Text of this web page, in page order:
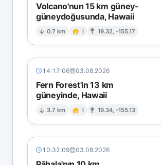
Volcano'nun 15 km güney-
güneydoğusunda, Hawaii
0.7 km I 19.32, -155.17
14:17:06 03.08.2026
Fern Forest'in 13 km
güneyinde, Hawaii
3.7 km I 19.34, -155.13
10:32:09 03.08.2026